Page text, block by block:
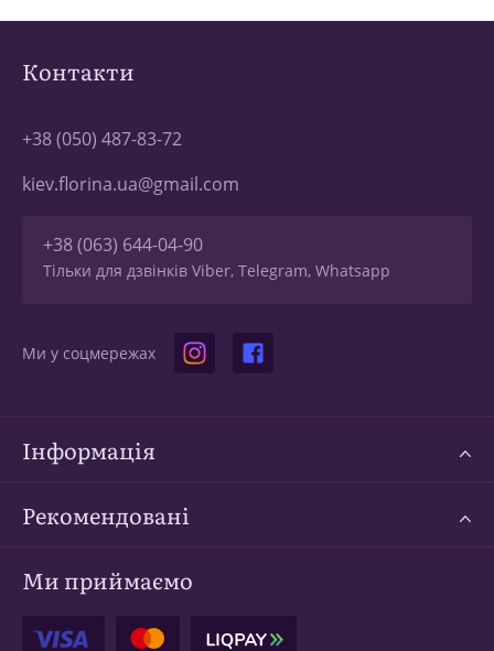
Контакти
+38 (050) 487-83-72
kiev.florina.ua@gmail.com
+38 (063) 644-04-90
Тільки для дзвінків Viber, Telegram, Whatsapp
Ми у соцмережах
Інформація
Рекомендовані
Ми приймаємо